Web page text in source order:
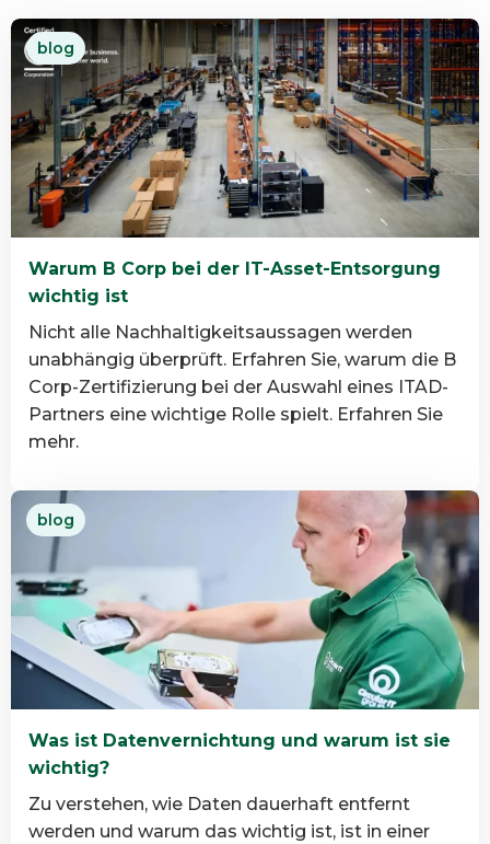
blog
Warum B Corp bei der IT-Asset-Entsorgung
wichtig ist
Nicht alle Nachhaltigkeitsaussagen werden
unabhängig überprüft. Erfahren Sie, warum die B
Corp-Zertifizierung bei der Auswahl eines ITAD-
Partners eine wichtige Rolle spielt. Erfahren Sie
mehr.
Read
more
about
Warum
B
Corp
bei
Asset-
Entsorgung
wichtig
ist
blog
Was ist Datenvernichtung und warum ist sie
wichtig?
Zu verstehen, wie Daten dauerhaft entfernt
werden und warum das wichtig ist, ist in einer